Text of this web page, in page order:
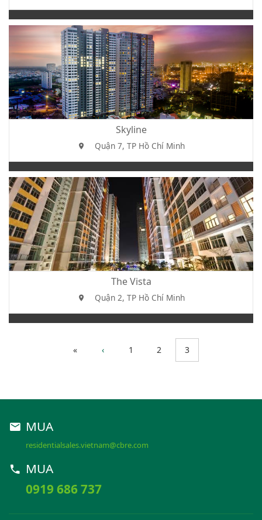
Skyline
Quận 7, TP Hồ Chí Minh
The Vista
Quận 2, TP Hồ Chí Minh
« ‹ 1 2 3
MUA
residentialsales.vietnam@cbre.com
MUA
0919 686 737